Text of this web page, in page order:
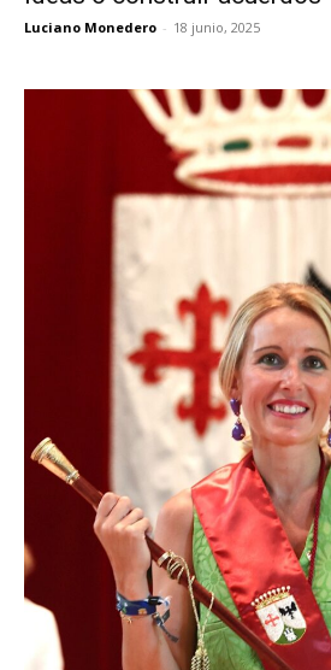
Luciano Monedero - 18 junio, 2025